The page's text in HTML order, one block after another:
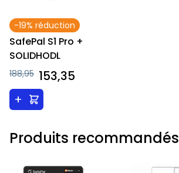
-19% réduction
SafePal S1 Pro +
SOLIDHODL
188,95 153,35
+
Produits recommandés